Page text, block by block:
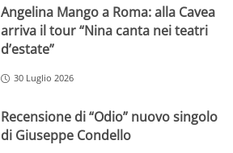
Angelina Mango a Roma: alla Cavea
arriva il tour “Nina canta nei teatri
d’estate”
30 Luglio 2026
Recensione di “Odio” nuovo singolo
di Giuseppe Condello